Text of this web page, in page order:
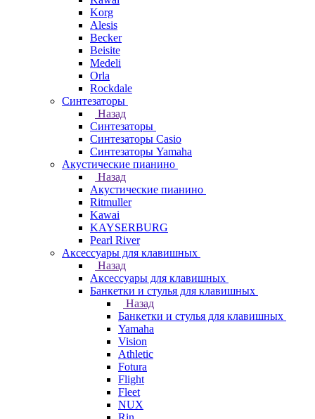
Korg
Alesis
Becker
Beisite
Medeli
Orla
Rockdale
Синтезаторы
Назад
Синтезаторы
Синтезаторы Casio
Синтезаторы Yamaha
Акустические пианино
Назад
Акустические пианино
Ritmuller
Kawai
KAYSERBURG
Pearl River
Аксессуары для клавишных
Назад
Аксессуары для клавишных
Банкетки и стулья для клавишных
Назад
Банкетки и стулья для клавишных
Yamaha
Vision
Athletic
Fotura
Flight
Fleet
NUX